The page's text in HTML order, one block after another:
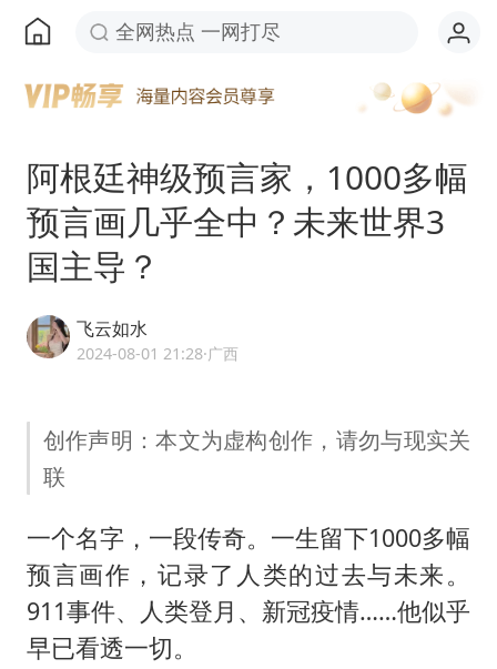
全网热点 一网打尽
阿根廷神级预言家，1000多幅
预言画几乎全中？未来世界3
国主导？
飞云如水
2024-08-01 21:28·广西
创作声明：本文为虚构创作，请勿与现实关
联
一个名字，一段传奇。一生留下1000多幅
预言画作，记录了人类的过去与未来。
911事件、人类登月、新冠疫情……他似乎
早已看透一切。